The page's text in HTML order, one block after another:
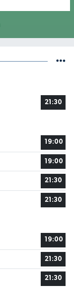
21:30
19:00
19:00
21:30
21:30
19:00
21:30
21:30